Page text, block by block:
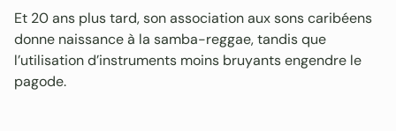
Et 20 ans plus tard, son association aux sons caribéens
donne naissance à la samba-reggae, tandis que
l’utilisation d’instruments moins bruyants engendre le
pagode.